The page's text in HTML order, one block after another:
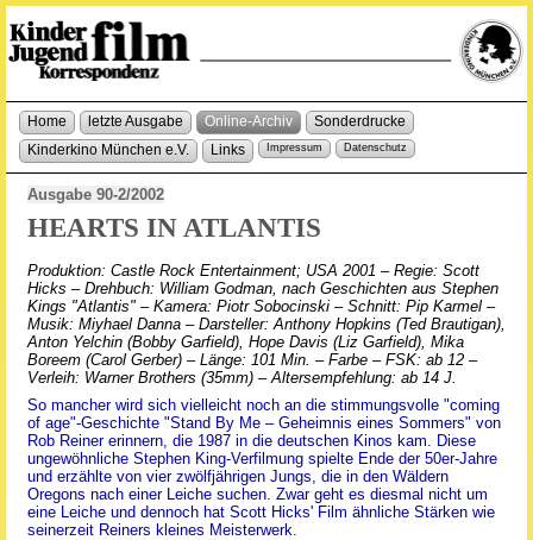
Home letzte Ausgabe Online-Archiv
Sonderdrucke
Kinderkino München e.V.
Links Impressum Datenschutz
Ausgabe 90-2/2002
HEARTS IN ATLANTIS
Produktion: Castle Rock Entertainment; USA 2001 – Regie: Scott
Hicks – Drehbuch: William Godman, nach Geschichten aus Stephen
Kings "Atlantis" – Kamera: Piotr Sobocinski – Schnitt: Pip Karmel –
Musik: Miyhael Danna – Darsteller: Anthony Hopkins (Ted Brautigan),
Anton Yelchin (Bobby Garfield), Hope Davis (Liz Garfield), Mika
Boreem (Carol Gerber) – Länge: 101 Min. – Farbe – FSK: ab 12 –
Verleih: Warner Brothers (35mm) – Altersempfehlung: ab 14 J.
So mancher wird sich vielleicht noch an die stimmungsvolle "coming
of age"-Geschichte "Stand By Me – Geheimnis eines Sommers" von
Rob Reiner erinnern, die 1987 in die deutschen Kinos kam. Diese
ungewöhnliche Stephen King-Verfilmung spielte Ende der 50er-Jahre
und erzählte von vier zwölfjährigen Jungs, die in den Wäldern
Oregons nach einer Leiche suchen. Zwar geht es diesmal nicht um
eine Leiche und dennoch hat Scott Hicks' Film ähnliche Stärken wie
seinerzeit Reiners kleines Meisterwerk.